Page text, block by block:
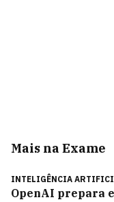
Mais na Exame
INTELIGÊNCIA
OpenAI prepara